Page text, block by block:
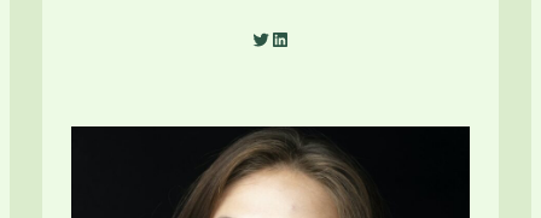
Twitter LinkedIn